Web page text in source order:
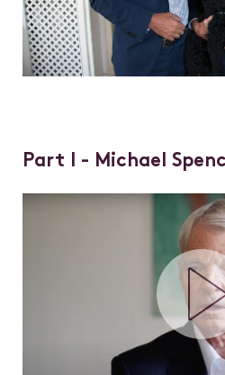
Part I - Michael